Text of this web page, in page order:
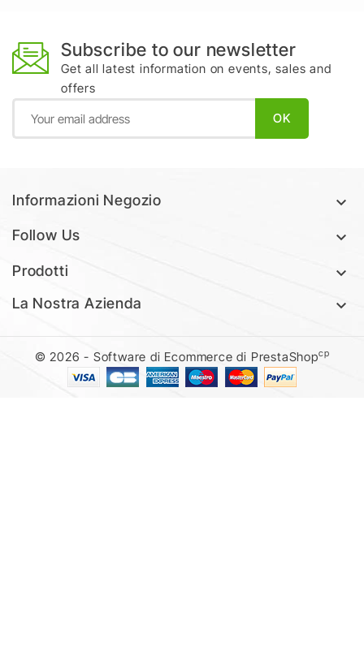
Subscribe to our newsletter
Get all latest information on events, sales and
offers
Informazioni Negozio 
Follow Us 
Prodotti 
La Nostra Azienda 
© 2026 - Software di Ecommerce di PrestaShopcp